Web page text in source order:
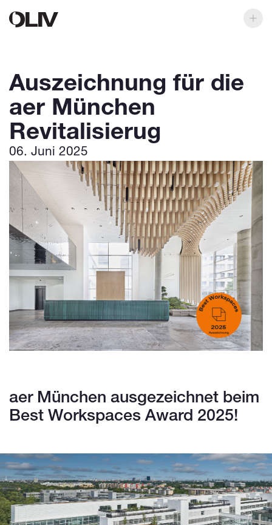
Auszeichnung für die
aer München
Revitalisierug
06. Juni 2025
aer München ausgezeichnet beim
Best Workspaces Award 2025!